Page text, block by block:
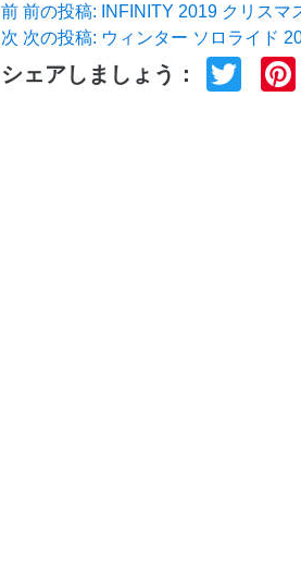
前 前の投稿:
INFINITY 2019 クリスマ
次 次の投稿: ウィンター ソロライド
シェアしましょう：